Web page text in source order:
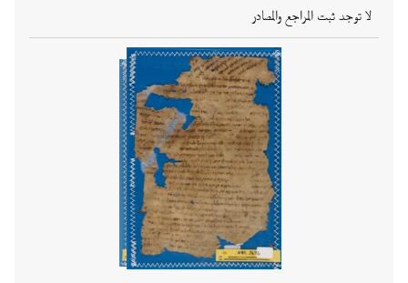
لا توجد ثبت المراجع والمصادر